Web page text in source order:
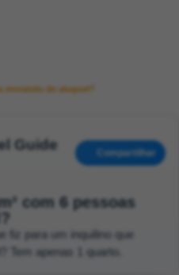
morando de aluguel?
Guide
Compartilhar
com 6 pessoas
fiz para um inquilino que
Tem apenas 1 quarto.